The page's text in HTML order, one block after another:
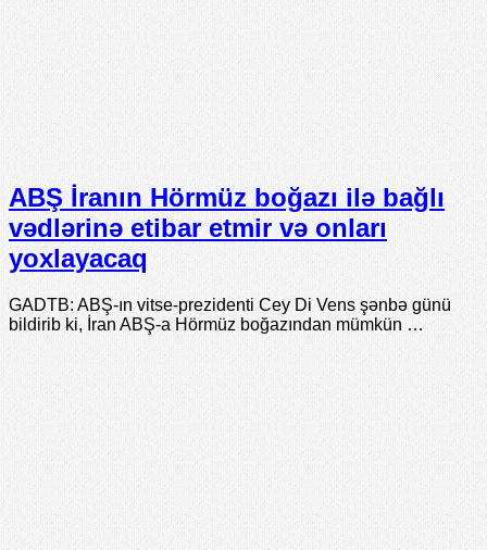
ABŞ İranın Hörmüz boğazı ilə bağlı
vədlərinə etibar etmir və onları
yoxlayacaq
GADTB: ABŞ-ın vitse-prezidenti Cey Di Vens şənbə günü
bildirib ki, İran ABŞ-a Hörmüz boğazından mümkün …